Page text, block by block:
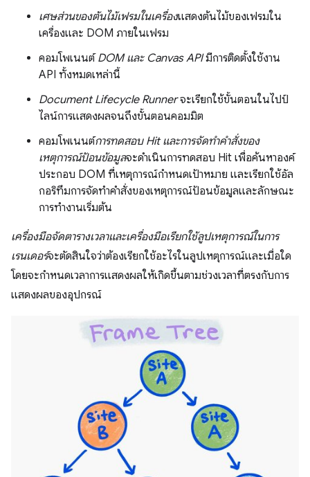
เศษส่วนของต้นไม้เฟรมในเครื่องแสดงต้นไม้ของเฟรมใน
เครื่องและ DOM ภายในเฟรม
คอมโพเนนต์DOM และ Canvas APIมีการติดตั้งใช้งาน
API ทั้งหมดเหล่านี้
Document Lifecycle Runnerจะเรียกใช้ขั้นตอนในไปป์
ไลน์การแสดงผลจนถึงขั้นตอนคอมมิต
คอมโพเนนต์การทดสอบ Hit และการจัดทําคําสั่งของ
เหตุการณ์ป้อนข้อมูลจะดําเนินการทดสอบ Hit เพื่อค้นหาองค์
ประกอบ DOM ที่เหตุการณ์กําหนดเป้าหมาย และเรียกใช้อัล
กอริทึมการจัดทําคําสั่งของเหตุการณ์ป้อนข้อมูลและลักษณะ
การทํางานเริ่มต้น
เครื่องมือจัดตารางเวลาและเครื่องมือเรียกใช้ลูปเหตุการณ์ในการ
เรนเดอร์จะตัดสินใจว่าต้องเรียกใช้อะไรในลูปเหตุการณ์และเมื่อใด
โดยจะกำหนดเวลาการแสดงผลให้เกิดขึ้นตามช่วงเวลาที่ตรงกับการ
แสดงผลของอุปกรณ์